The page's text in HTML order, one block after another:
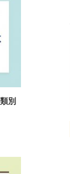
別